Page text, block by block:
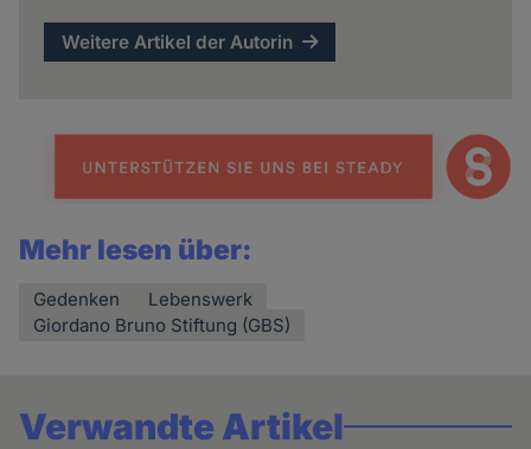
Weitere Artikel der Autorin
Mehr lesen über:
Gedenken
Lebenswerk
Giordano Bruno Stiftung (GBS)
Verwandte Artikel